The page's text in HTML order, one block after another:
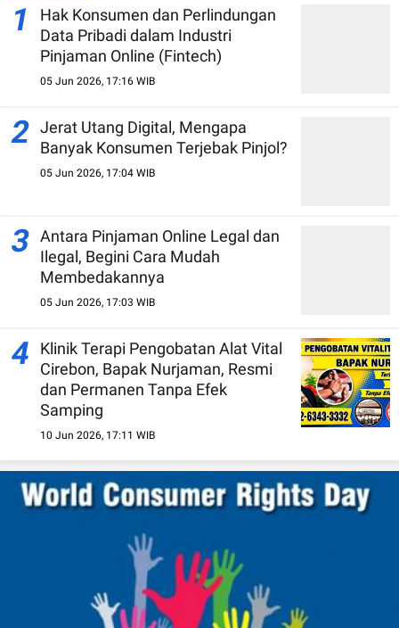
1
Hak Konsumen dan Perlindungan
Data Pribadi dalam Industri
Pinjaman Online (Fintech)
05 Jun 2026, 17:16 WIB
2 Jerat Utang Digital, Mengapa
Banyak Konsumen Terjebak Pinjol?
05 Jun 2026, 17:04 WIB
3 Antara Pinjaman Online Legal dan
Ilegal, Begini Cara Mudah
Membedakannya
05 Jun 2026, 17:03 WIB
4
Klinik Terapi Pengobatan Alat Vital
Cirebon, Bapak Nurjaman, Resmi
dan Permanen Tanpa Efek
Samping
10 Jun 2026, 17:11 WIB